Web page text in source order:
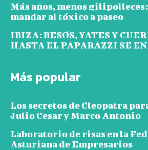
Más años, menos
mandar al tóxico a paseo
IBIZA: BESOS, YATES Y
HASTA EL PAPARAZZI SE
Más popular
Los secretos de Cleopatra
Julio Cesar y Marco Antonio
Laboratorio de risas en la
Asturiana de Empresarios